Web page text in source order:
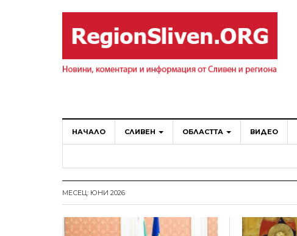
НАЧАЛО СЛИВЕН ОБЛАСТТА ВИДЕО
МЕСЕЦ: ЮНИ 2026